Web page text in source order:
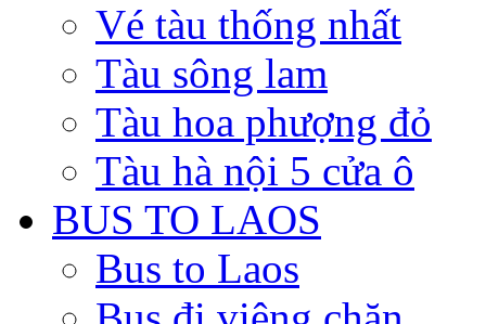
Vé tàu thống nhất
Tàu sông lam
Tàu hoa phượng đỏ
Tàu hà nội 5 cửa ô
BUS TO LAOS
Bus to Laos